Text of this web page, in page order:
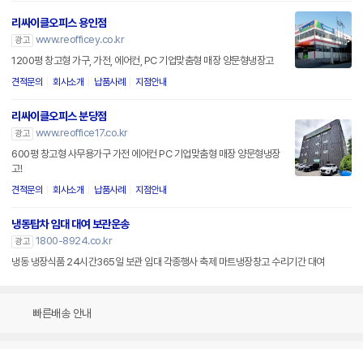
리싸이클오피스 용인점
광고 www.reofficey.co.kr
1200평 창고형 가구, 가전, 에어컨, PC 기업맞춤형 매장 양문형냉장고
견적문의 회사소개 납품사례 지점안내
리싸이클오피스 분당점
광고 www.reoffice17.co.kr
600평 창고형 사무용가구 가전 에어컨 PC 기업맞춤형 매장 양문형냉장
고!
견적문의 회사소개 납품사례 지점안내
냉동탑차 임대 대여 보관운송
광고 1800-8924.co.kr
냉동 냉장식품 24시간365일 보관 임대 각종행사 축제 마트냉장창고 수리기간 대여
빠른배송 안내